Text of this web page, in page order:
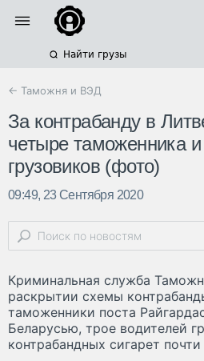
Найти грузы
← Таможня и ВЭД
За контрабанду в
четыре таможенника
грузовиков (фото)
09:49, 23 Сентября 2020
Криминальная служба
раскрытии схемы
таможенники поста
Беларусью, трое водителей
контрабандных сигарет